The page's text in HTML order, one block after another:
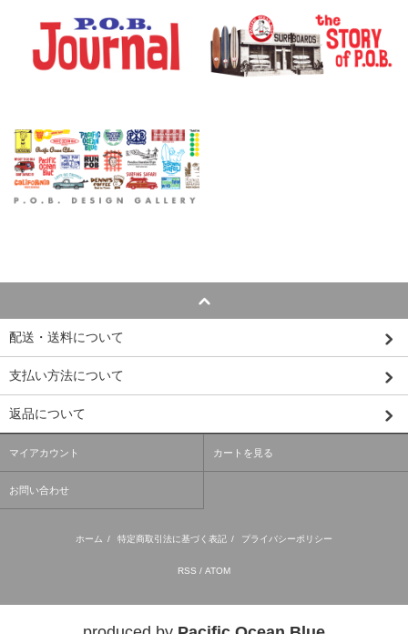
配送・送料について
支払い方法について
返品について
マイアカウント カートを見る
お問い合わせ
ホーム / 特定商取引法に基づく表記 / プライバシーポリシー
RSS / ATOM